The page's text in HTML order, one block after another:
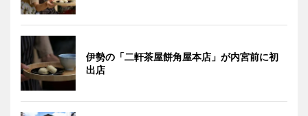
伊勢の「二軒茶屋餅角屋本店」が内宮前に初
出店